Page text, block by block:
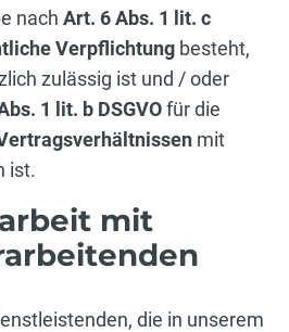
nach Art. 6 Abs. 1 lit. c
Verpflichtung besteht,
zulässig ist und / oder
1 lit. b DSGVOfür die
mit
ist.
mit
die in unserem